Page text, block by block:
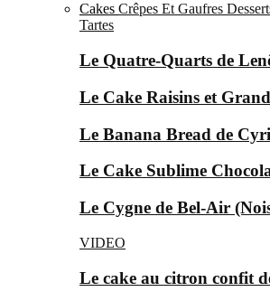
Cakes Crêpes Et Gaufres
Tartes
Le Quatre-Quarts de
Le Cake Raisins et
Le Banana Bread de
Le Cake Sublime
Le Cygne de Bel-Air
VIDEO
Le cake au citron confit